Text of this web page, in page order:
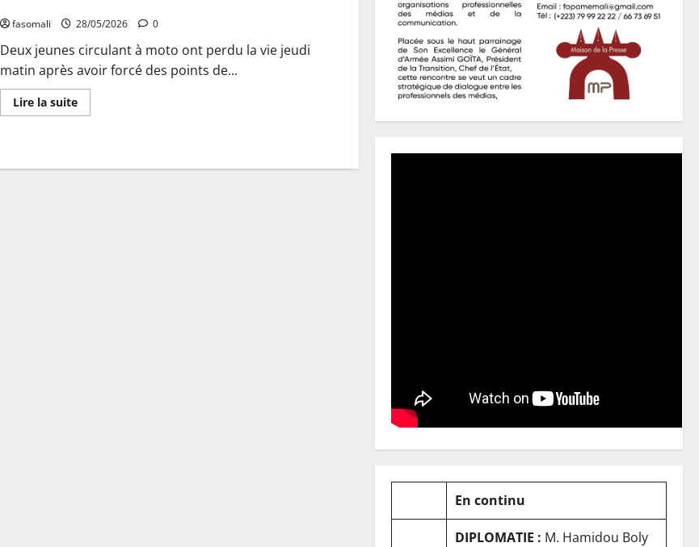
Mouvement
sunnite
fermée
pour
risque
de
troubles
à
l’ordre
public
fasomali 28/05/2026 0
Deux jeunes circulant à moto ont perdu la vie jeudi
matin après avoir forcé des points de...
Lire la suiteEn
savoir
deux
En continu
DIPLOMATIE : M. Hamidou Boly